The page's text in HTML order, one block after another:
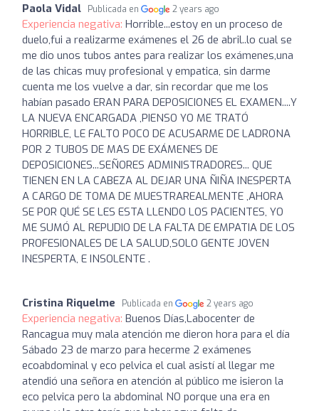
Paola Vidal Publicada en 2 years ago
Experiencia negativa: Horrible...estoy en un proceso de
duelo,fui a realizarme exámenes el 26 de abril..lo cual se
me dio unos tubos antes para realizar los exámenes,una
de las chicas muy profesional y empatica, sin darme
cuenta me los vuelve a dar, sin recordar que me los
habían pasado ERAN PARA DEPOSICIONES EL EXAMEN....Y
LA NUEVA ENCARGADA ,PIENSO YO ME TRATÓ
HORRIBLE, LE FALTO POCO DE ACUSARME DE LADRONA
POR 2 TUBOS DE MAS DE EXÁMENES DE
DEPOSICIONES...SEÑORES ADMINISTRADORES... QUE
TIENEN EN LA CABEZA AL DEJAR UNA ÑIÑA INESPERTA
A CARGO DE TOMA DE MUESTRAREALMENTE ,AHORA
SE POR QUÉ SE LES ESTA LLENDO LOS PACIENTES, YO
ME SUMÓ AL REPUDIO DE LA FALTA DE EMPATIA DE LOS
PROFESIONALES DE LA SALUD,SOLO GENTE JOVEN
INESPERTA, E INSOLENTE .
Cristina Riquelme Publicada en 2 years ago
Experiencia negativa: Buenos Días,Labocenter de
Rancagua muy mala atención me dieron hora para el día
Sábado 23 de marzo para hecerme 2 exámenes
ecoabdominal y eco pelvica el cual asistí al llegar me
atendió una señora en atención al público me isieron la
eco pelvica pero la abdominal NO porque una era en